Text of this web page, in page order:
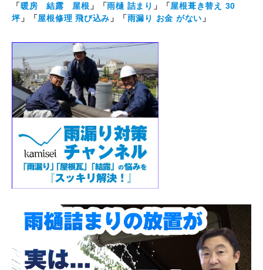
「暖房 結露 屋根 」「雨樋 詰まり 」「屋根葺き替え 30
坪」「屋根修理 飛び込み 」「雨漏り お金 がない 」